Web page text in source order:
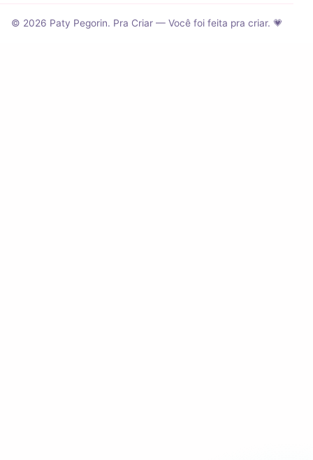
© 2026 Paty Pegorin. Pra Criar — Você foi feita pra criar. 💗